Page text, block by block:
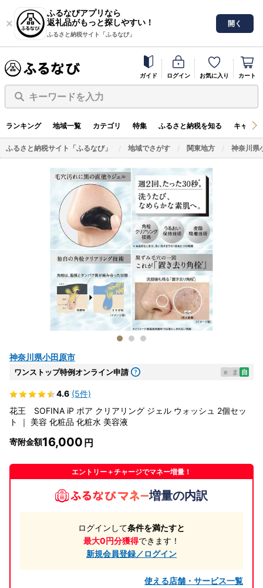
ふるなびアプリなら
返礼品がもっと探しやすい！
ふるさと納税サイト「ふるなび」
開く
ガイド ログイン お気に入り カート
キーワードを入力
ランキング 地域一覧 カテゴリ 特集 ふるさと納税を知る キャン
ふるさと納税サイト「ふるなび」 地域でさがす 関東地方 神奈川県
神奈川県小田原市
ワンストップ特例オンライン申請 e ま 自
4.6 (5件)
花王 SOFINA iP ポア クリアリング ジェル ウォッシュ 2個セッ
ト ｜ 美容 化粧品 化粧水 美容液
寄附金額16,000
エントリー＋チャージでマネー増量！
増量の内訳
ログインして条件を満たすと
最大0円分獲得できます！
新規会員登録／ログイン
使える店舗・サービス一覧